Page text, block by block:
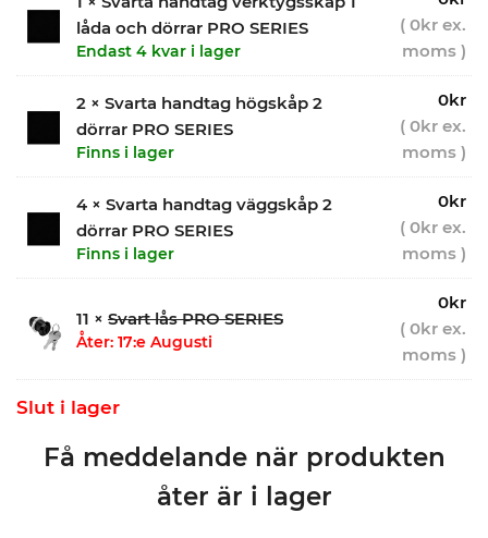
låda och dörrar PRO SERIES
Endast 4 kvar i lager
( 0kr ex.
moms )
2 × Svarta handtag högskåp 2
dörrar PRO SERIES
Finns i lager
0kr
( 0kr ex.
moms )
4 × Svarta handtag väggskåp 2
dörrar PRO SERIES
Finns i lager
0kr
( 0kr ex.
moms )
11 × Svart lås PRO SERIES
Åter: 17:e Augusti
0kr
( 0kr ex.
moms )
Slut i lager
Få meddelande när produkten
åter är i lager